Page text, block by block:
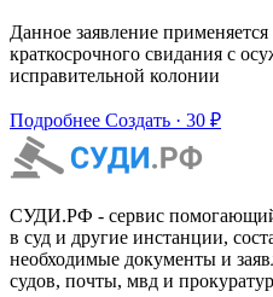
Данное заявление
краткосрочного свидания с
исправительной колонии
Подробнее Создать · 30 ₽
СУДИ.РФ - сервис помогающий
в суд и другие инстанции,
необходимые документы и
судов, почты, мвд и